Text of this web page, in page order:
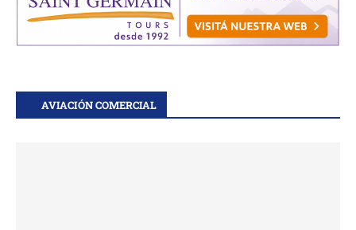
AVIACIÓN COMERCIAL